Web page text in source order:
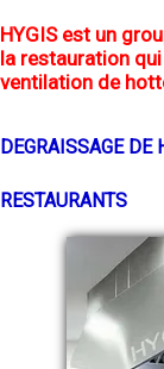
HYGIS est un
la restauration
ventilation de
DEGRAISSAGE DE
RESTAURANTS